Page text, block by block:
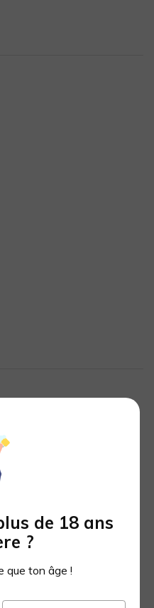
de 18 ans
?
que ton âge !